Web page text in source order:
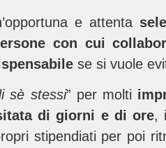
e attenta
con cui
se si vuole
sè stessi” per molti
di giorni e di ore,
stipendiati per poi